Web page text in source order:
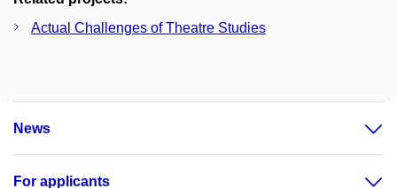
Actual Challenges of Theatre Studies
News
For applicants